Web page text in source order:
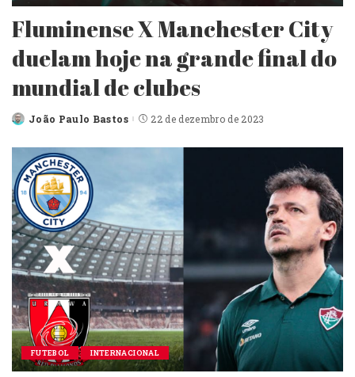
Fluminense X Manchester City
duelam hoje na grande final do
mundial de clubes
João Paulo Bastos 22 de dezembro de 2023
FUTEBOL INTERNACIONAL